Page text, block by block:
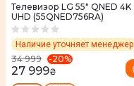
Телевизор LG 55" QNED 4K
UHD (55QNED756RA)
Наличие уточняет менеджер
34 999 -20%
27 999₴